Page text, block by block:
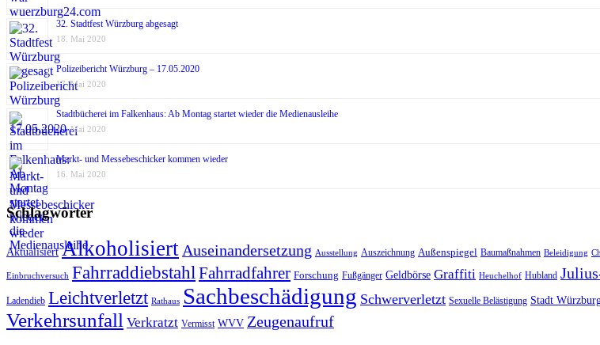
32. Stadtfest Würzburg abgesagt
18. Mai 2020
Polizeibericht Würzburg – 17.05.2020
17. Mai 2020
Stadtbücherei im Falkenhaus: Ab Montag startet wieder die Medienausleihe
17. Mai 2020
Markt- und Messebeschicker kommen wieder
16. Mai 2020
Schlagwörter
Aktualisiert Alkoholisiert Auseinandersetzung Ausstellung Auszeichnung Außenspiegel Baumaßnahmen Beleidigung
Einbruchversuch Fahrraddiebstahl Fahrradfahrer Forschung Fußgänger Geldbörse Graffiti Heuchelhof Hubland
Ladendieb Leichtverletzt Rathaus Sachbeschädigung Schwerverletzt Sexuelle Belästigung Stadt
Verkehrsunfall Verkratzt Vermisst WVV Zeugenaufruf